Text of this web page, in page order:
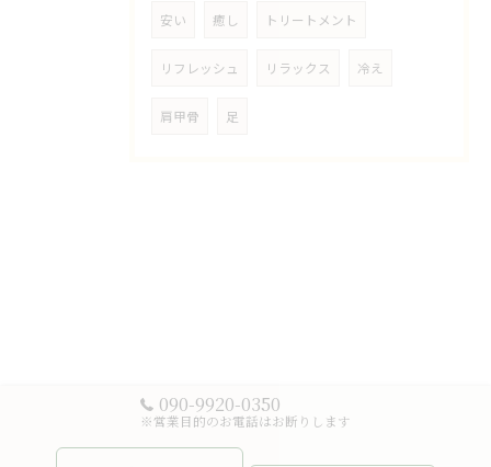
安い 癒し トリートメント
リフレッシュ リラックス 冷え
肩甲骨 足
090-9920-0350
※営業目的のお電話はお断りします